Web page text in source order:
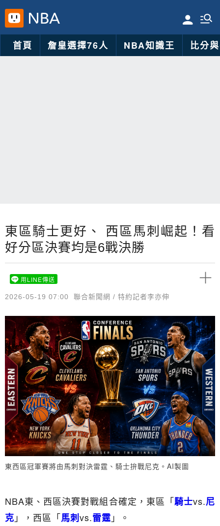
首頁 詹皇選擇76人 NBA知識王 比分
東區騎士更好、 西區馬刺崛起！看
好分區決賽均是6戰決勝
2026-05-19 07:00 聯合新聞網 / 特約記者李亦伸
用LINE傳送
東西區冠軍賽將由馬刺對決雷霆、騎士拚戰尼克。AI製圖
NBA東、西區決賽對戰組合確定，東區「騎士vs.尼
克 」，西區「馬刺vs.雷霆」。